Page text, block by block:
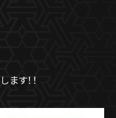
す！！